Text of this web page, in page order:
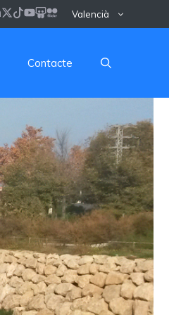
Valencià
Contacte